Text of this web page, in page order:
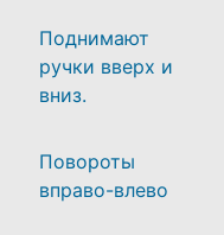
Поднимают
ручки вверх и
вниз.
Повороты
вправо-влево